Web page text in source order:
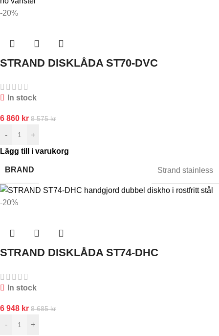
-20%
STRAND DISKLÅDA ST70-DVC
In stock
6 860 kr 8 575kr
-
+
Lägg till i varukorg
BRAND Strand stainless
-20%
STRAND DISKLÅDA ST74-DHC
In stock
6 948 kr 8 685kr
-
+